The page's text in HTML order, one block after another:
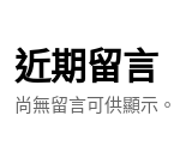
近期留言
尚無留言可供顯示。